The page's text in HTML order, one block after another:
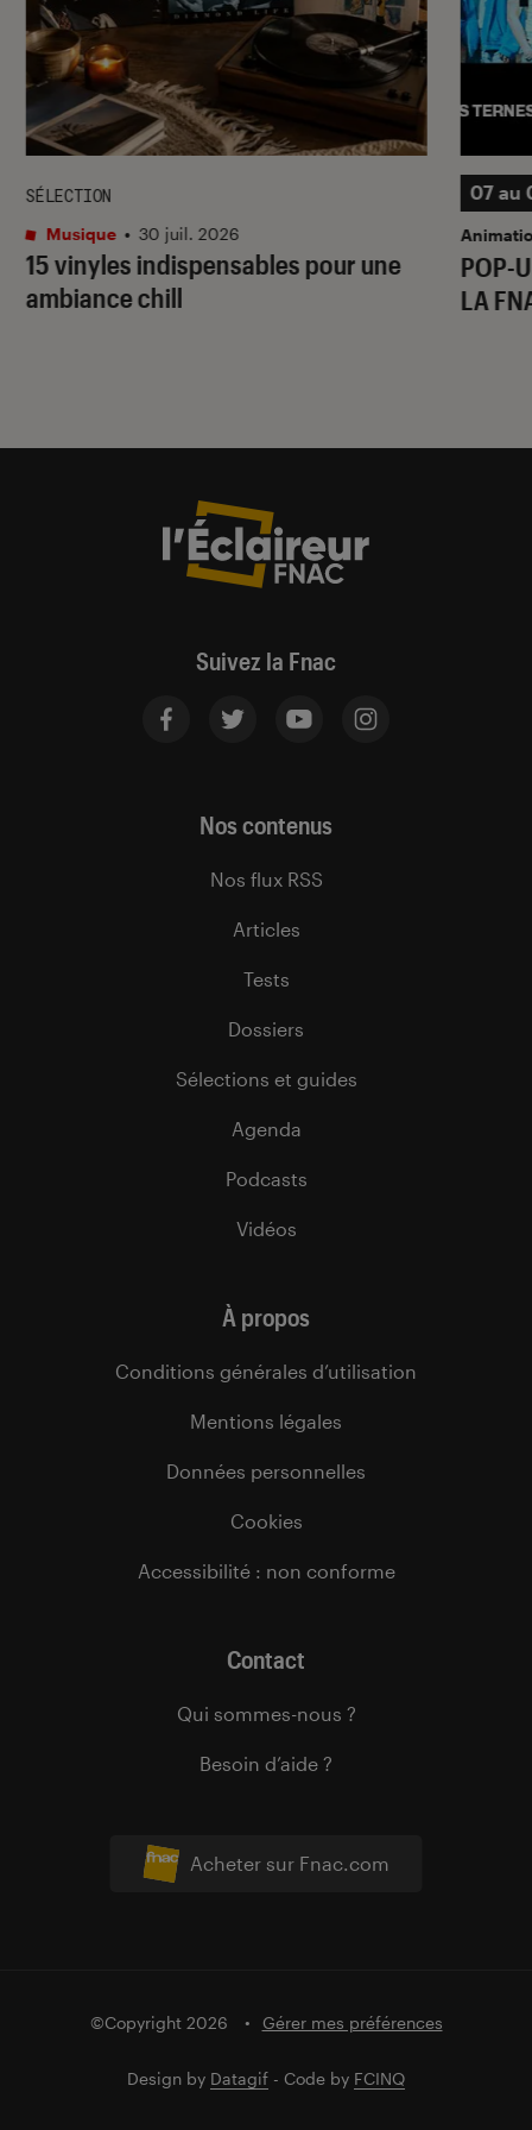
15 vinyles indispensables pour une
ambiance chill
SÉLECTION
Musique • 30 juil. 2026
POP-
LA
07 au
Suivez la Fnac
Acheter sur Fnac.com
Nos contenus
Nos flux RSS
Articles
Tests
Dossiers
Sélections et guides
Agenda
Podcasts
Vidéos
À propos
Conditions générales d’utilisation
Mentions légales
Données personnelles
Cookies
Accessibilité : non conforme
Contact
Qui sommes-nous ?
Besoin d’aide ?
©Copyright 2026 Gérer mes préférences
Design by Datagif - Code by FCINQ